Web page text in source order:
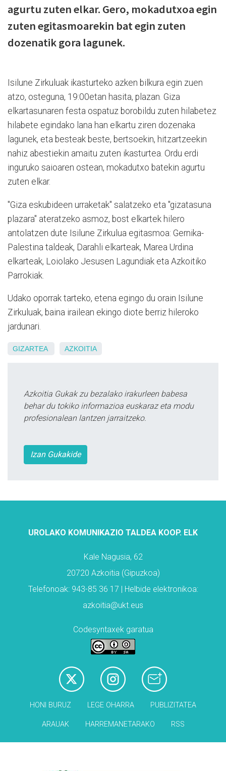
agurtu zuten elkar. Gero, mokadutxoa egin
zuten egitasmoarekin bat egin zuten
dozenatik gora lagunek.
Isilune Zirkuluak ikasturteko azken bilkura egin zuen
atzo, osteguna, 19:00etan hasita, plazan. Giza
elkartasunaren festa ospatuz borobildu zuten hilabetez
hilabete egindako lana han elkartu ziren dozenaka
lagunek, eta besteak beste, bertsoekin, hitzartzeekin
nahiz abestiekin amaitu zuten ikasturtea. Ordu erdi
inguruko saioaren ostean, mokadutxo batekin agurtu
zuten elkar.
"Giza eskubideen urraketak" salatzeko eta "gizatasuna
plazara" ateratzeko asmoz, bost elkartek hilero
antolatzen dute Isilune Zirkulua egitasmoa: Gernika-
Palestina taldeak, Darahli elkarteak, Marea Urdina
elkarteak, Loiolako Jesusen Lagundiak eta Azkoitiko
Parrokiak.
Udako oporrak tarteko, etena egingo du orain Isilune
Zirkuluak, baina irailean ekingo diote berriz hileroko
jardunari.
GIZARTEA AZKOITIA
Azkoitia Gukak zu bezalako irakurleen babesa
behar du tokiko informazioa euskaraz eta modu
profesionalean lantzen jarraitzeko.
Izan Gukakide
UROLAKO KOMUNIKAZIO TALDEA KOOP. ELK
Kale Nagusia, 62
20720 Azkoitia (Gipuzkoa)
Telefonoak: 943-85 36 17 | Helbide elektronikoa:
azkoitia@ukt.eus
Codesyntaxek garatua
HONI BURUZ LEGE OHARRA PUBLIZITATEA
ARAUAK HARREMANETARAKO RSS